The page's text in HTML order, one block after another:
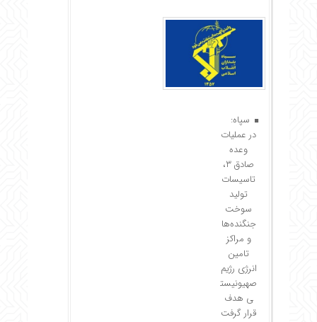
سپاه:
در عملیات
وعده
صادق ۳،
تاسیسات
تولید
سوخت
جنگنده‌ها
و مراکز
تامین
انرژی رژیم
صهیونیست
ی هدف
قرار گرفت